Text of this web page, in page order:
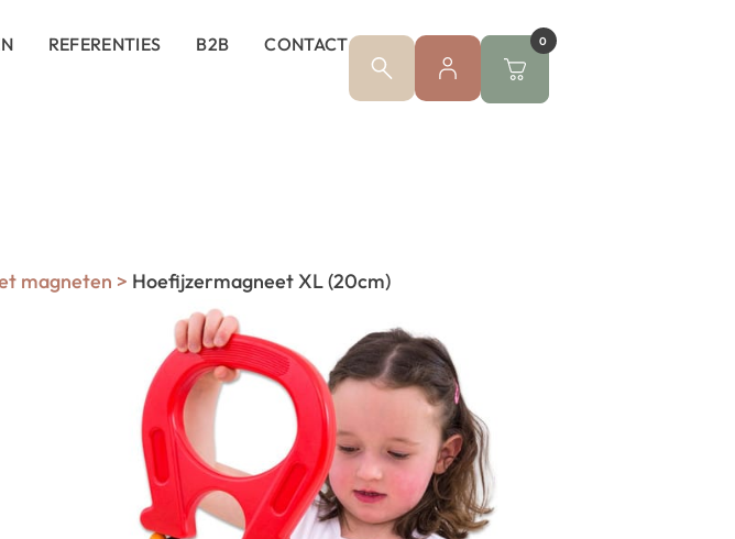
REFERENTIES B2B CONTACT 0
magneten > Hoefijzermagneet XL (20cm)